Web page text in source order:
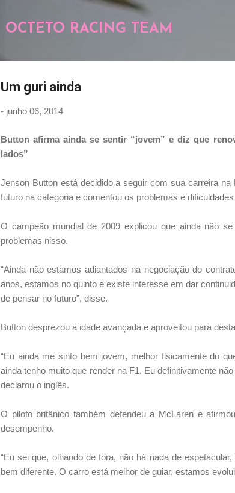
OCTETO RACING TEAM
Um guri ainda
- junho 06, 2014
Button afirma ainda se sentir “jovem” e diz que
lados”
Jenson Button está decidido a seguir com sua carreira
futuro na categoria e comentou os problemas e
O campeão mundial de 2009 explicou que ainda não
problemas nisso.
“Ainda não estamos adiantados na negociação do
anos, estamos no quinto e existe interesse em dar
de pensar no futuro”, disse.
Button desprezou a idade avançada e aproveitou para
“Eu ainda me sinto bem jovem, melhor fisicamente do
ainda tenho muito que render na F1. Eu definitivamente
declarou o inglês.
O piloto britânico também defendeu a McLaren e
desempenho.
“Eu sei que, olhando de fora, não há nada de
bem diferente. O carro está melhor de guiar, estamos